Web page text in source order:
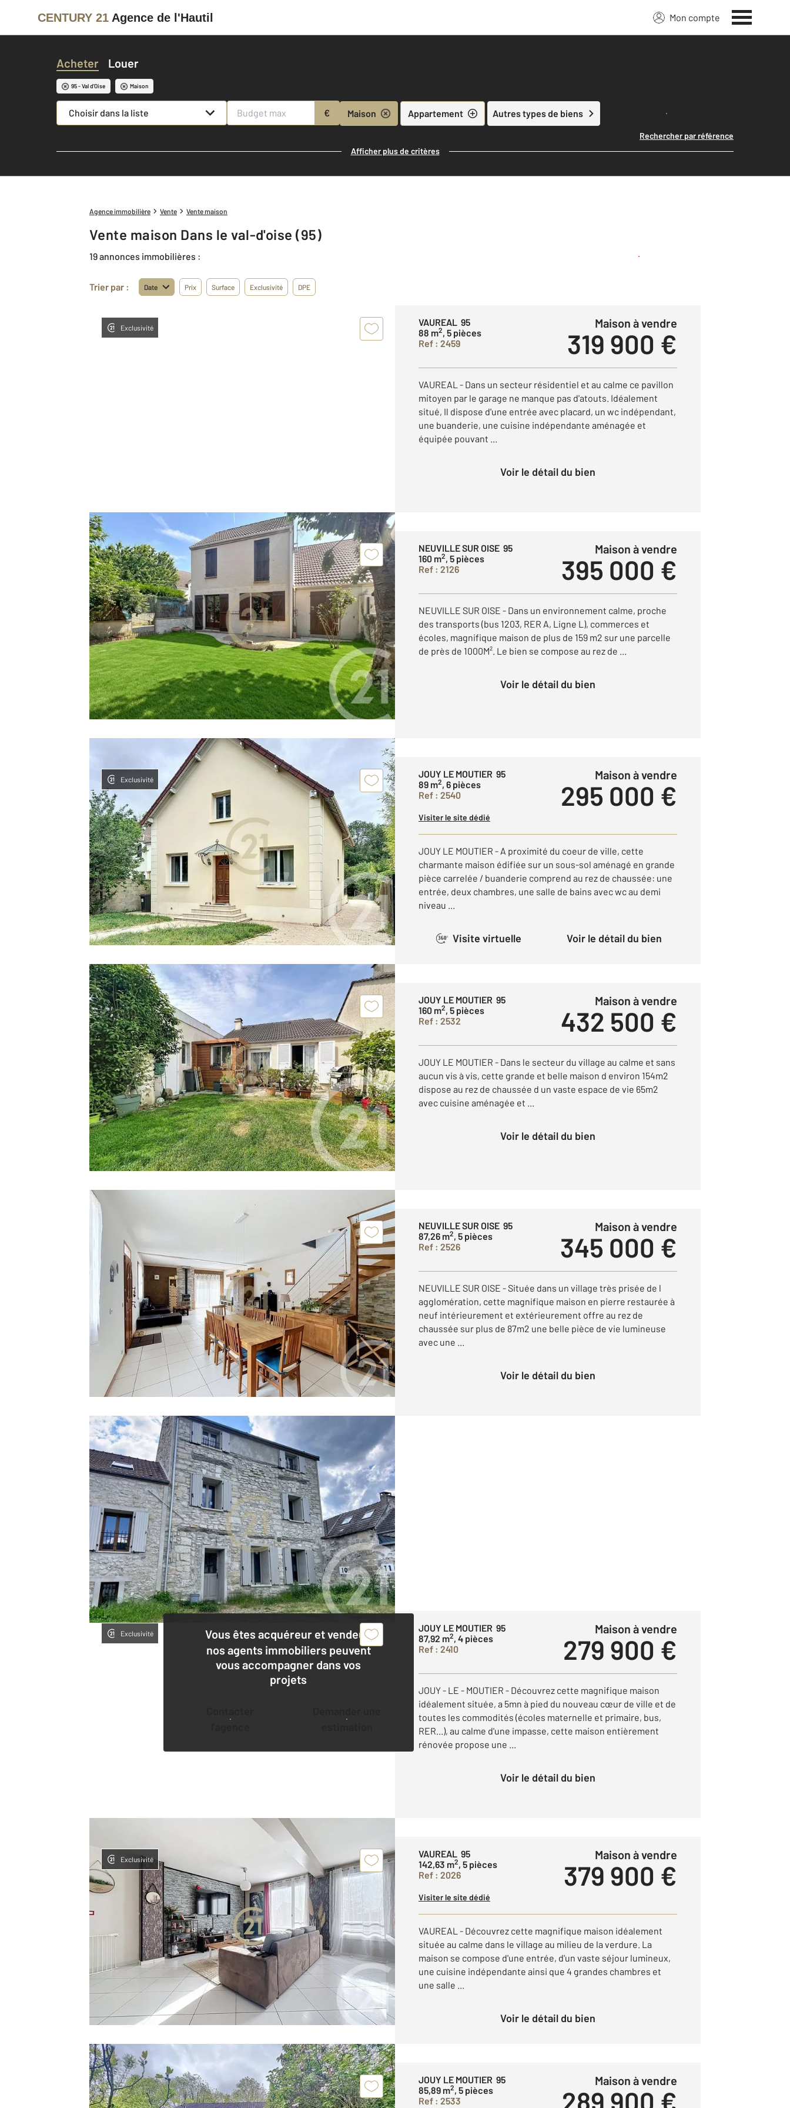
CENTURY 21 Agence de l'Hautil Mon compte
Acheter Louer
95 - Val d'Oise Maison
Choisir dans la liste € Maison Appartement Autres types de biens Lancer ma recherche
Rechercher par référence
Afficher plus de critères
Agence immobilière Vente Vente maison
Vente maison Dans le val-d'oise (95)
19 annonces immobilières : Créer une alerte
Trier par : Date Prix Surface Exclusivité DPE
Exclusivité
VAUREAL 95
88 m2, 5 pièces
Ref : 2459
Maison à vendre
319 900 €
VAUREAL - Dans un secteur résidentiel et au calme ce pavillon
mitoyen par le garage ne manque pas d'atouts. Idéalement
situé, Il dispose d'une entrée avec placard, un wc indépendant,
une buanderie, une cuisine indépendante aménagée et
équipée pouvant ...
Voir le détail du bien
NEUVILLE SUR OISE 95
160 m2, 5 pièces
Ref : 2126
Maison à vendre
395 000 €
NEUVILLE SUR OISE - Dans un environnement calme, proche
des transports (bus 1203, RER A, Ligne L), commerces et
écoles, magnifique maison de plus de 159 m2 sur une parcelle
de près de 1000M². Le bien se compose au rez de ...
Voir le détail du bien
Exclusivité
JOUY LE MOUTIER 95
89 m2, 6 pièces
Ref : 2540
Maison à vendre
295 000 €
Visiter le site dédié
JOUY LE MOUTIER - A proximité du coeur de ville, cette
charmante maison édifiée sur un sous-sol aménagé en grande
pièce carrelée / buanderie comprend au rez de chaussée: une
entrée, deux chambres, une salle de bains avec wc au demi
niveau ...
360° Visite virtuelle Voir le détail du bien
JOUY LE MOUTIER 95
160 m2, 5 pièces
Ref : 2532
Maison à vendre
432 500 €
JOUY LE MOUTIER - Dans le secteur du village au calme et sans
aucun vis à vis, cette grande et belle maison d environ 154m2
dispose au rez de chaussée d un vaste espace de vie 65m2
avec cuisine aménagée et ...
Voir le détail du bien
NEUVILLE SUR OISE 95
87,26 m2, 5 pièces
Ref : 2526
Maison à vendre
345 000 €
NEUVILLE SUR OISE - Située dans un village très prisée de l
agglomération, cette magnifique maison en pierre restaurée à
neuf intérieurement et extérieurement offre au rez de
chaussée sur plus de 87m2 une belle pièce de vie lumineuse
avec une ...
Voir le détail du bien
Vous êtes acquéreur et vendeur,
nos agents immobiliers peuvent
vous accompagner dans vos
projets
Exclusivité
JOUY LE MOUTIER 95
87,92 m2, 4 pièces
Ref : 2410
Maison à vendre
279 900 €
JOUY - LE - MOUTIER - Découvrez cette magnifique maison
idéalement située, a 5mn à pied du nouveau cœur de ville et de
toutes les commodités (écoles maternelle et primaire, bus,
RER...), au calme d'une impasse, cette maison entièrement
rénovée propose une ...
Voir le détail du bien
Exclusivité
VAUREAL 95
142,63 m2, 5 pièces
Ref : 2026
Maison à vendre
379 900 €
Visiter le site dédié
VAUREAL - Découvrez cette magnifique maison idéalement
située au calme dans le village au milieu de la verdure. La
maison se compose d'une entrée, d'un vaste séjour lumineux,
une cuisine indépendante ainsi que 4 grandes chambres et
une salle ...
Voir le détail du bien
JOUY LE MOUTIER 95
85,89 m2, 5 pièces
Ref : 2533
Maison à vendre
289 900 €